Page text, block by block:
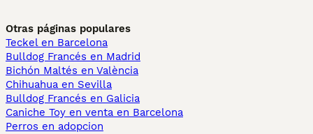
Otras páginas populares
Teckel en Barcelona
Bulldog Francés en Madrid
Bichón Maltés en València
Chihuahua en Sevilla
Bulldog Francés en Galicia
Caniche Toy en venta en Barcelona
Perros en adopcion